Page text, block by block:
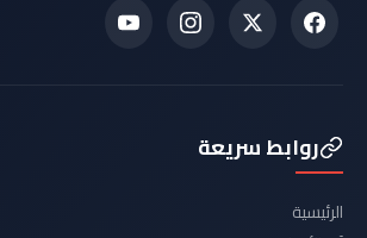
روابط سريعة
الرئيسية